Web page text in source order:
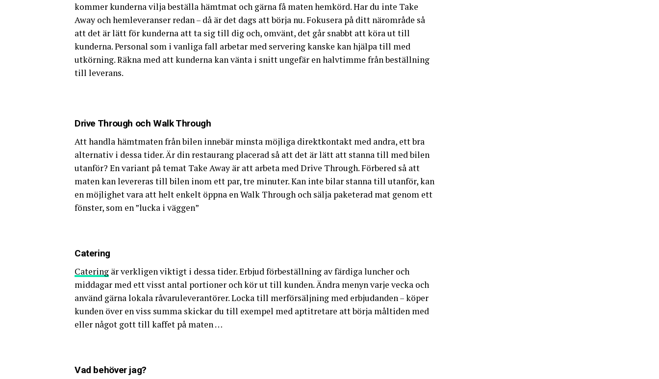
kommer kunderna vilja beställa hämtmat och gärna få maten hemkörd. Har du inte Take
Away och hemleveranser redan – då är det dags att börja nu. Fokusera på ditt närområde så
att det är lätt för kunderna att ta sig till dig och, omvänt, det går snabbt att köra ut till
kunderna. Personal som i vanliga fall arbetar med servering kanske kan hjälpa till med
utkörning. Räkna med att kunderna kan vänta i snitt ungefär en halvtimme från beställning
till leverans.
Drive Through och Walk Through
Att handla hämtmaten från bilen innebär minsta möjliga direktkontakt med andra, ett bra
alternativ i dessa tider. Är din restaurang placerad så att det är lätt att stanna till med bilen
utanför? En variant på temat Take Away är att arbeta med Drive Through. Förbered så att
maten kan levereras till bilen inom ett par, tre minuter. Kan inte bilar stanna till utanför, kan
en möjlighet vara att helt enkelt öppna en Walk Through och sälja paketerad mat genom ett
fönster, som en ”lucka i väggen”
Catering
Catering är verkligen viktigt i dessa tider. Erbjud förbeställning av färdiga luncher och
middagar med ett visst antal portioner och kör ut till kunden. Ändra menyn varje vecka och
använd gärna lokala råvaruleverantörer. Locka till merförsäljning med erbjudanden – köper
kunden över en viss summa skickar du till exempel med aptitretare att börja måltiden med
eller något gott till kaffet på maten …
Vad behöver jag?